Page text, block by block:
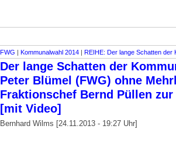
FWG | Kommunalwahl 2014 | REIHE: Der lange Schatten der
Der lange Schatten der
Peter Blümel (FWG) ohne
Fraktionschef Bernd Püllen
[mit Video]
Bernhard Wilms [24.11.2013 - 19:27 Uhr]